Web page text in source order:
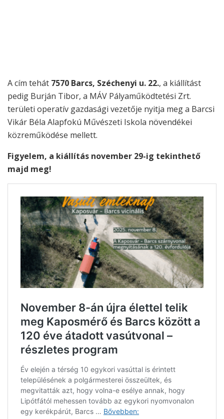
A cím tehát 7570 Barcs, Széchenyi u. 22., a kiállítást
pedig Burján Tibor, a MÁV Pályaműködtetési Zrt.
területi operatív gazdasági vezetője nyitja meg a Barcsi
Vikár Béla Alapfokú Művészeti Iskola növendékei
közreműködése mellett.
Figyelem, a kiállítás november 29-ig tekinthető
majd meg!